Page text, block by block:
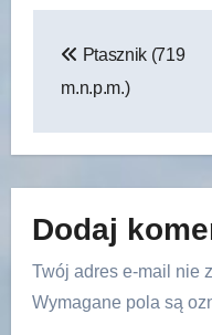
wpisu
Ptasznik (719
m.n.p.m.)
Dodaj
Twój adres e-mail nie
Wymagane pola są